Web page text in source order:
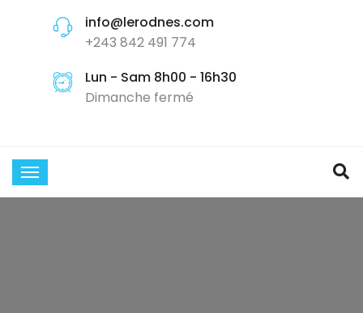
info@lerodnes.com
+243 842 491 774
Lun - Sam 8h00 - 16h30
Dimanche fermé